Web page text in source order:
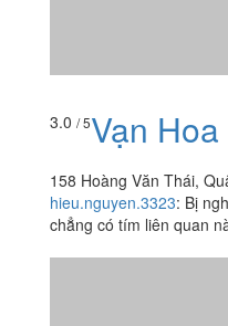
3.0 / 5Vạn
158 Hoàng Văn Thái,
hieu.nguyen.3323: Bị
chẳng có tím liên quan